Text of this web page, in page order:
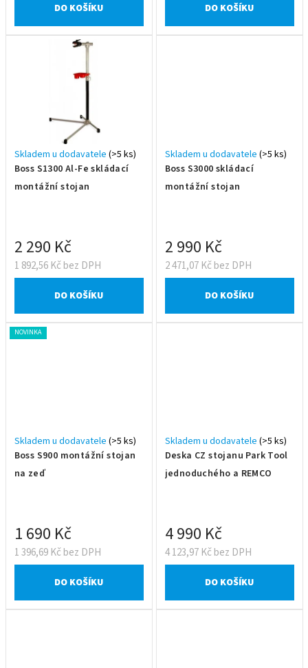
DO KOŠÍKU DO KOŠÍKU
Boss S1300 Al-Fe skládací
montážní stojan
Skladem u dodavatele (>5 ks)
1 892,56 Kč bez DPH
2 290 Kč
DO KOŠÍKU
Boss S3000 skládací
montážní stojan
Skladem u dodavatele (>5 ks)
2 471,07 Kč bez DPH
2 990 Kč
DO KOŠÍKU
NOVINKA
Boss S900 montážní stojan
na zeď
Skladem u dodavatele (>5 ks)
1 396,69 Kč bez DPH
1 690 Kč
DO KOŠÍKU
Deska CZ stojanu Park Tool
jednoduchého a REMCO
Skladem u dodavatele (>5 ks)
4 123,97 Kč bez DPH
4 990 Kč
DO KOŠÍKU